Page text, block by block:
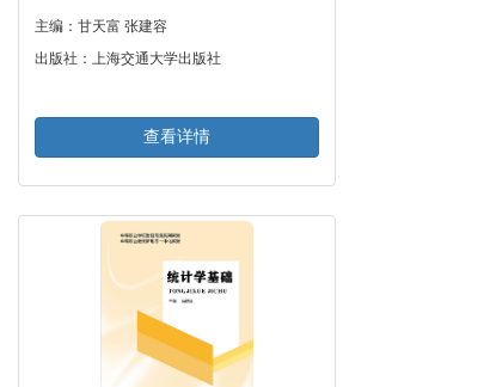
主编：甘天富 张建容
出版社：上海交通大学出版社
查看详情